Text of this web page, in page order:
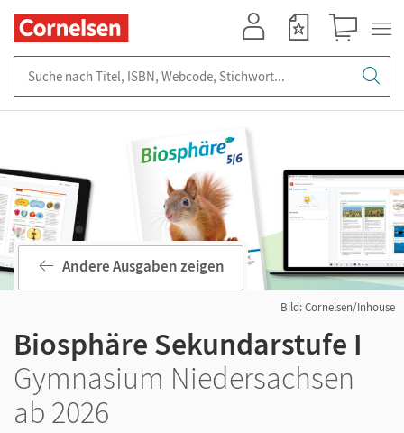
Bild: Cornelsen/Inhouse
Andere Ausgaben zeigen
Biosphäre Sekundarstufe I
Gymnasium Niedersachsen
ab 2026